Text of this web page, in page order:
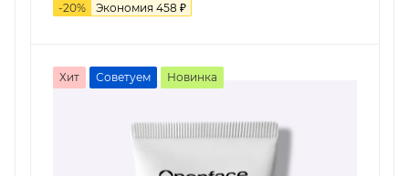
-20% Экономия 458 ₽
Хит Советуем Новинка